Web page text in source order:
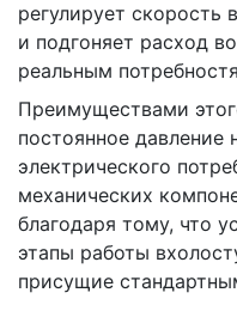
регулирует скорость
и подгоняет расход
реальным
Преимуществами
постоянное давление
электрического
механических
благодаря тому, что
этапы работы
присущие